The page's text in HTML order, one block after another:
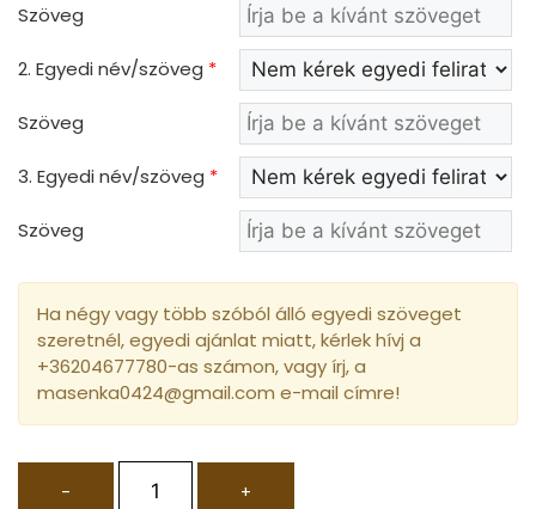
Szöveg
2. Egyedi név/szöveg *
Szöveg
3. Egyedi név/szöveg *
Szöveg
Ha négy vagy több szóból álló egyedi szöveget
szeretnél, egyedi ajánlat miatt, kérlek hívj a
+36204677780-as számon, vagy írj, a
masenka0424@gmail.com e-mail címre!
- +